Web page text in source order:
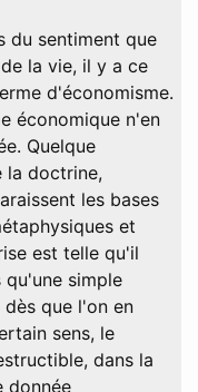
du sentiment que
la vie, il y a ce
d'économisme.
économique n'en
Quelque
la doctrine,
les bases
et
est telle qu'il
qu'une simple
que l'on en
sens, le
dans la
donnée